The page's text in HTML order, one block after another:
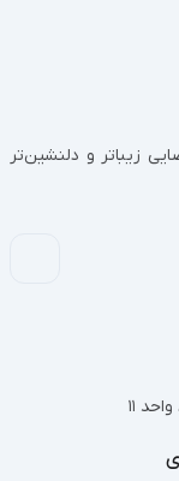
زیباتر و دلنشین‌تر
11